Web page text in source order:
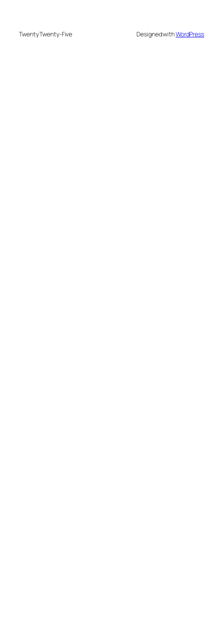
Twenty Twenty-Five Designed withWordPress